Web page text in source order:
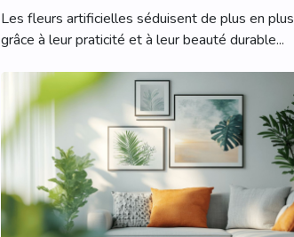
intérieur
Les fleurs artificielles séduisent de plus en plus
grâce à leur praticité et à leur beauté durable...